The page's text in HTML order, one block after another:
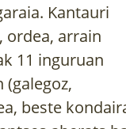
Kantauri
ordea, arrain
11 inguruan
beste